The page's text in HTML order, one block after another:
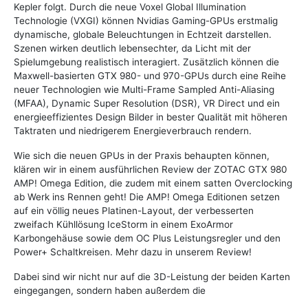
Kepler folgt. Durch die neue Voxel Global Illumination
Technologie (VXGI) können Nvidias Gaming-GPUs erstmalig
dynamische, globale Beleuchtungen in Echtzeit darstellen.
Szenen wirken deutlich lebensechter, da Licht mit der
Spielumgebung realistisch interagiert. Zusätzlich können die
Maxwell-basierten GTX 980- und 970-GPUs durch eine Reihe
neuer Technologien wie Multi-Frame Sampled Anti-Aliasing
(MFAA), Dynamic Super Resolution (DSR), VR Direct und ein
energieeffizientes Design Bilder in bester Qualität mit höheren
Taktraten und niedrigerem Energieverbrauch rendern.
Wie sich die neuen GPUs in der Praxis behaupten können,
klären wir in einem ausführlichen Review der ZOTAC GTX 980
AMP! Omega Edition, die zudem mit einem satten Overclocking
ab Werk ins Rennen geht! Die AMP! Omega Editionen setzen
auf ein völlig neues Platinen-Layout, der verbesserten
zweifach Kühllösung IceStorm in einem ExoArmor
Karbongehäuse sowie dem OC Plus Leistungsregler und den
Power+ Schaltkreisen. Mehr dazu in unserem Review!
Dabei sind wir nicht nur auf die 3D-Leistung der beiden Karten
eingegangen, sondern haben außerdem die